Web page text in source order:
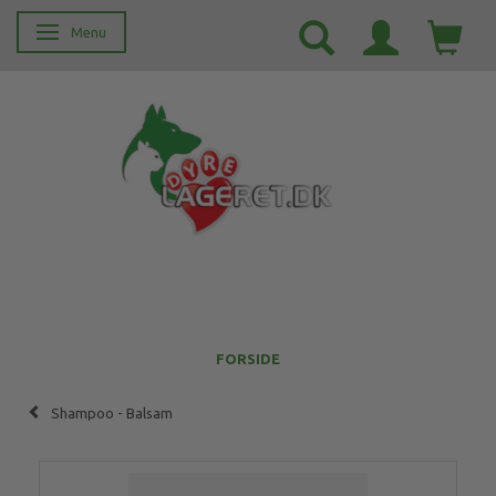
Skifte navigation
Menu
FORSIDE
Shampoo - Balsam